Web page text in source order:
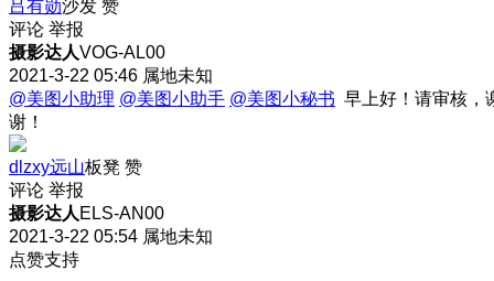
吕有勋沙发 赞
评论 举报
摄影达人VOG-AL00
2021-3-22 05:46 属地未知
@美图小助理 @美图小助手 @美图小秘书 早上好！请审核，
谢！
dlzxy远山板凳 赞
评论 举报
摄影达人 ELS-AN00
2021-3-22 05:54 属地未知
点赞支持